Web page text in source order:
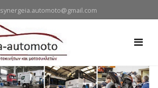
synergeia.automoto@gmail.com